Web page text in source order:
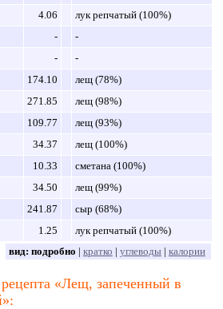
4.06
лук репчатый (100%)
-
-
-
-
174.10
лещ (78%)
271.85
лещ (98%)
109.77
лещ (93%)
34.37
лещ (100%)
10.33
сметана (100%)
34.50
лещ (99%)
241.87
сыр (68%)
1.25
лук репчатый (100%)
вид: подробно | кратко | углеводы| калории
«Лещ, запеченный в